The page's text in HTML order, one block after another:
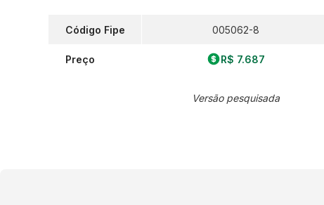
Código Fipe
Preço
005062-8
R$ 7.687
Versão pesquisada